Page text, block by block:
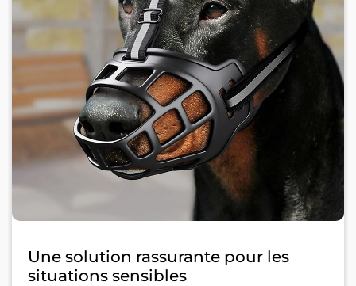
Une solution rassurante pour les
situations sensibles